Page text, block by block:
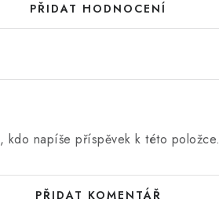
PŘIDAT HODNOCENÍ
kdo napíše příspěvek k této položce.
PŘIDAT KOMENTÁŘ